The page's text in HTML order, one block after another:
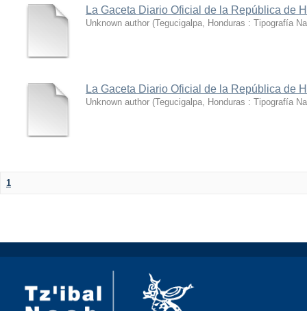
La Gaceta Diario Oficial de la República de
Unknown author (Tegucigalpa, Honduras : Tipografía
La Gaceta Diario Oficial de la República de
Unknown author (Tegucigalpa, Honduras : Tipografía
1